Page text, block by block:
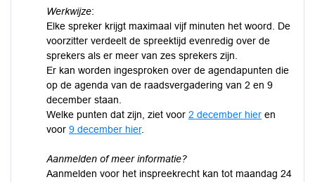
Werkwijze:
Elke spreker krijgt maximaal vijf minuten het woord. De
voorzitter verdeelt de spreektijd evenredig over de
sprekers als er meer van zes sprekers zijn.
Er kan worden ingesproken over de agendapunten die
op de agenda van de raadsvergadering van 2 en 9
december staan.
Welke punten dat zijn, ziet voor 2 december hier en
voor 9 december hier.
Aanmelden of meer informatie?
Aanmelden voor het inspreekrecht kan tot maandag 24